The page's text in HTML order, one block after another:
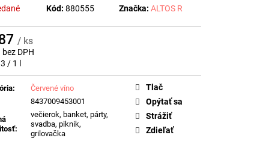
Kód: 880555 Značka: ALTOS R
/ ks
DPH
/ 1 l
:
Červené víno
8437009453001
:
večierok, banket, párty,
svadba, piknik,
grilovačka
Tlač
Opýtať sa
Strážiť
Zdieľať
DI VALDOBBIADENE
PROSECCO